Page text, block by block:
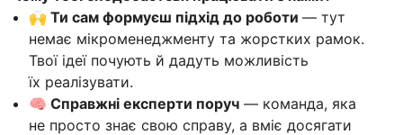
🙌 Ти сам формуєш підхід до роботи — тут
немає мікроменеджменту та жорстких рамок.
Твої ідеї почують й дадуть можливість
їх реалізувати.
🧠 Справжні експерти поруч — команда, яка
не просто знає свою справу, а вміє досягати